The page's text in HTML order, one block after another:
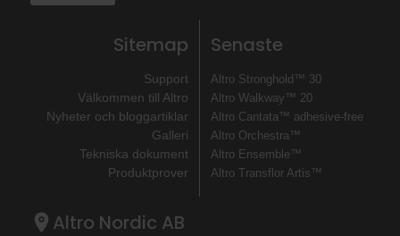
Sitemap
Support
Välkommen till Altro
Nyheter och bloggartiklar
Galleri
Tekniska dokument
Produktprover
Senaste
Altro Stronghold™ 30
Altro Walkway™ 20
Altro Cantata™ adhesive‐free
Altro Orchestra™
Altro Ensemble™
Altro Transflor Artis™
Altro Nordic AB